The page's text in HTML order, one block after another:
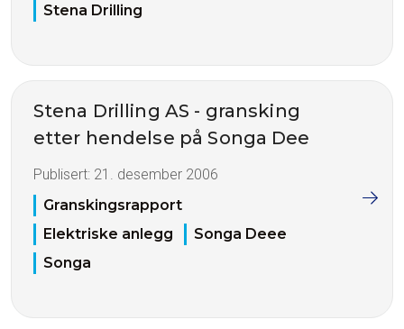
Stena Drilling
Stena Drilling AS - gransking
etter hendelse på Songa Dee
Publisert: 21. desember 2006
Granskingsrapport
Elektriske anlegg
Songa Deee
Songa